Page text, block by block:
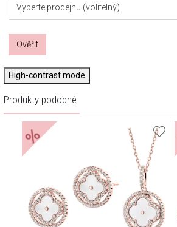
Vyberte prodejnu (volitelný)
Ověřit
High-contrast mode
Produkty podobné
%